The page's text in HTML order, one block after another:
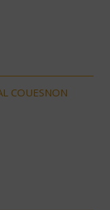
COUESNON